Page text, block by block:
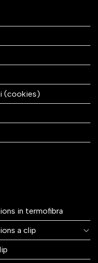
(cookies)
in termofibra
a clip